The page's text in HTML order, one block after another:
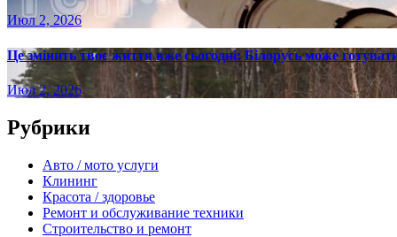
Июл 2, 2026
Це змінить твоє життя вже сьогодні: Білорусь може
Июл 2, 2026
Рубрики
Авто / мото услуги
Клининг
Красота / здоровье
Ремонт и обслуживание техники
Строительство и ремонт